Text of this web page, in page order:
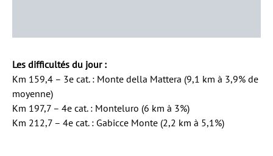
Les difficultés du jour :
Km 159,4 – 3e cat. : Monte della Mattera (9,1 km à 3,9% de
moyenne)
Km 197,7 – 4e cat. : Monteluro (6 km à 3%)
Km 212,7 – 4e cat. : Gabicce Monte (2,2 km à 5,1%)